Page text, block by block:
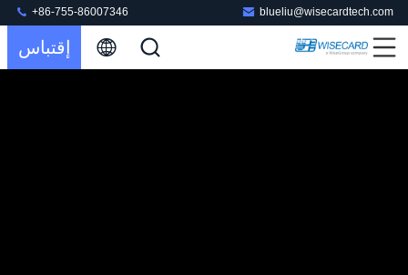
blueliu@wisecardtech.com
+86-755-86007346
إقتباس